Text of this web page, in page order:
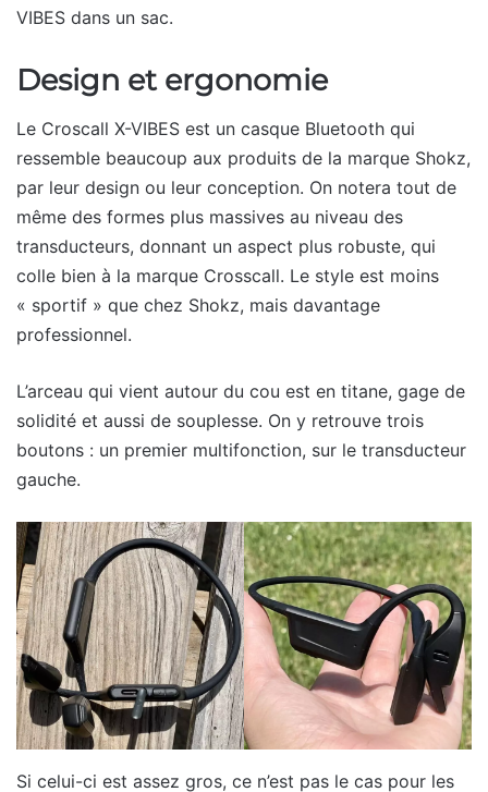
VIBES dans un sac.
Design et ergonomie
Le Croscall X-VIBES est un casque Bluetooth qui
ressemble beaucoup aux produits de la marque Shokz,
par leur design ou leur conception. On notera tout de
même des formes plus massives au niveau des
transducteurs, donnant un aspect plus robuste, qui
colle bien à la marque Crosscall. Le style est moins
« sportif » que chez Shokz, mais davantage
professionnel.
L’arceau qui vient autour du cou est en titane, gage de
solidité et aussi de souplesse. On y retrouve trois
boutons : un premier multifonction, sur le transducteur
gauche.
Si celui-ci est assez gros, ce n’est pas le cas pour les